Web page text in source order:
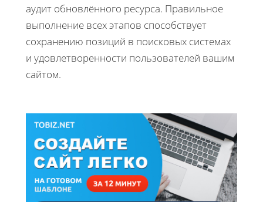
аудит обновлённого ресурса. Правильное
выполнение всех этапов способствует
сохранению позиций в поисковых системах
и удовлетворенности пользователей вашим
сайтом.